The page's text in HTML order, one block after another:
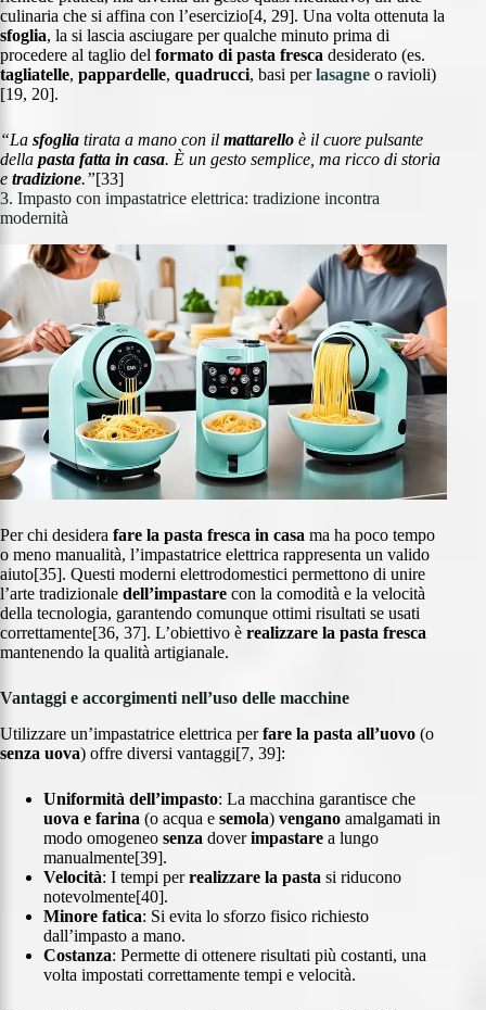
culinaria che si affina con l’esercizio[4, 29]. Una volta ottenuta la
sfoglia, la si lascia asciugare per qualche minuto prima di
procedere al taglio del formato di pasta fresca desiderato (es.
tagliatelle, pappardelle, quadrucci, basi perlasagne o ravioli)
[19, 20].
“La sfoglia tirata a mano con il mattarello è il cuore pulsante
della pasta fatta in casa. È un gesto semplice, ma ricco di storia
e tradizione.”[33]
3. Impasto con impastatrice elettrica: tradizione incontra
modernità
Per chi desidera fare la pasta fresca in casa ma ha poco tempo
o meno manualità, l’impastatrice elettrica rappresenta un valido
aiuto[35]. Questi moderni elettrodomestici permettono di unire
l’arte tradizionale dell’impastare con la comodità e la velocità
della tecnologia, garantendo comunque ottimi risultati se usati
correttamente[36, 37]. L’obiettivo è realizzare la pasta fresca
mantenendo la qualità artigianale.
Vantaggi e accorgimenti nell’uso delle macchine
Utilizzare un’impastatrice elettrica perfare la pasta all’uovo (o
senza uova) offre diversi vantaggi[7, 39]:
Uniformità dell’impasto: La macchina garantisce che
uova e farina (o acqua e semola) vengano amalgamati in
modo omogeneo senza doverimpastare a lungo
manualmente[39].
Velocità: I tempi perrealizzare la pasta si riducono
notevolmente[40].
Minore fatica: Si evita lo sforzo fisico richiesto
dall’impasto a mano.
Costanza: Permette di ottenere risultati più costanti, una
volta impostati correttamente tempi e velocità.